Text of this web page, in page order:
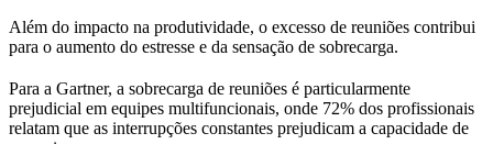
Além do impacto na produtividade, o excesso de reuniões contribui
para o aumento do estresse e da sensação de sobrecarga.
Para a Gartner, a sobrecarga de reuniões é particularmente
prejudicial em equipes multifuncionais, onde 72% dos profissionais
relatam que as interrupções constantes prejudicam a capacidade de